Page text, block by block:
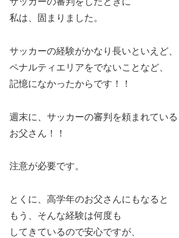
私は、固まりました。
サッカーの経験がかなり長いといえど、
ペナルティエリアをでないことなど、
記憶になかったからです！！
週末に、サッカーの審判を頼まれている
お父さん！！
注意が必要です。
とくに、高学年のお父さんにもなると
もう、そんな経験は何度も
してきているので安心ですが、